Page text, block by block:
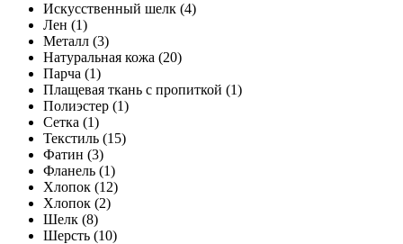
Искусственный шелк (4)
Лен (1)
Металл (3)
Натуральная кожа (20)
Парча (1)
Плащевая ткань с пропиткой (1)
Полиэстер (1)
Сетка (1)
Текстиль (15)
Фатин (3)
Фланель (1)
Хлопок (12)
Хлопок (2)
Шелк (8)
Шерсть (10)